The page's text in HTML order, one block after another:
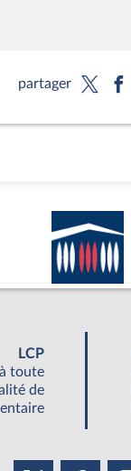
partager
LCP
toute
de